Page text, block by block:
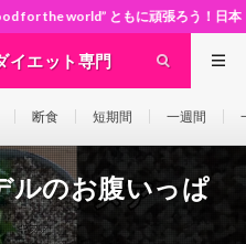
もに頑張ろう！日本！世界！
イエット専門
断食 短期間 一週間
ルのお腹いっぱ